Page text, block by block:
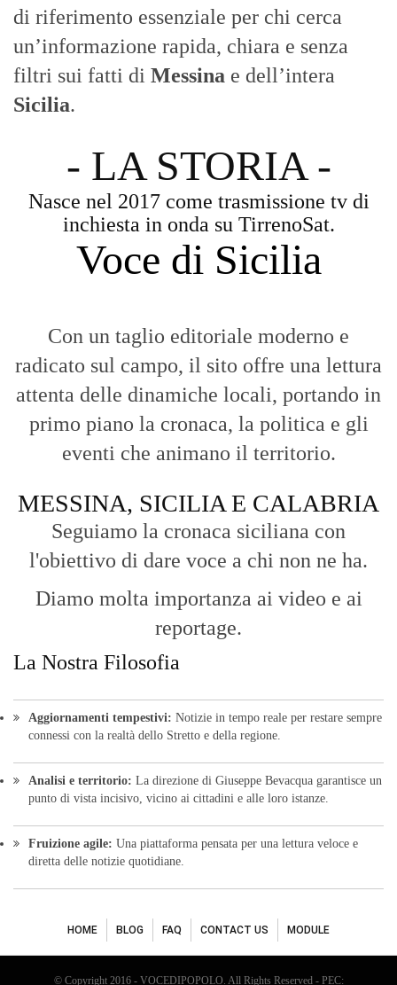
di riferimento essenziale per chi cerca
un’informazione rapida, chiara e senza
filtri sui fatti di Messina e dell’intera
Sicilia.
- LA STORIA -
Nasce nel 2017 come trasmissione tv di
inchiesta in onda su TirrenoSat.
Voce di Sicilia
Con un taglio editoriale moderno e
radicato sul campo, il sito offre una lettura
attenta delle dinamiche locali, portando in
primo piano la cronaca, la politica e gli
eventi che animano il territorio.
MESSINA, SICILIA E CALABRIA
Seguiamo la cronaca siciliana con
l'obiettivo di dare voce a chi non ne ha.
Diamo molta importanza ai video e ai
reportage.
La Nostra Filosofia
Aggiornamenti tempestivi: Notizie in tempo reale per restare sempre
connessi con la realtà dello Stretto e della regione.
Analisi e territorio: La direzione di Giuseppe Bevacqua garantisce un
punto di vista incisivo, vicino ai cittadini e alle loro istanze.
Fruizione agile: Una piattaforma pensata per una lettura veloce e
diretta delle notizie quotidiane.
HOME BLOG FAQ CONTACT US MODULE
© Copyright 2016 - VOCEDIPOPOLO. All Rights Reserved - PEC: